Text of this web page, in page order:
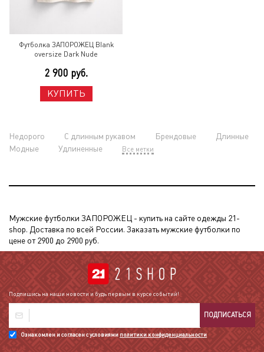
Футболка ЗАПОРОЖЕЦ Blank
oversize Dark Nude
2 900 руб.
КУПИТЬ
Недорого С длинным рукавом Брендовые
Длинные
Модные
Удлиненные Все метки
Мужские футболки ЗАПОРОЖЕЦ - купить на сайте одежды 21-
shop. Доставка по всей России. Заказать мужские футболки по
цене от 2900 до 2900 руб.
Подпишись на наши новости и будь первым в курсе событий!
ПОДПИСАТЬСЯ
Ознакомлен и согласен с условиямиполитики конфиденциальности